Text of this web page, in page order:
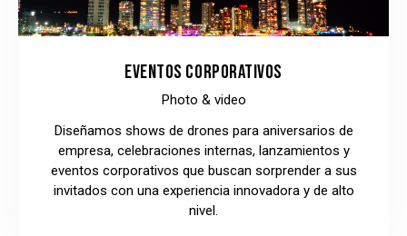
EVENTOS CORPORATIVOS
Photo & video
Diseñamos shows de drones para aniversarios de
empresa, celebraciones internas, lanzamientos y
eventos corporativos que buscan sorprender a sus
invitados con una experiencia innovadora y de alto
nivel.